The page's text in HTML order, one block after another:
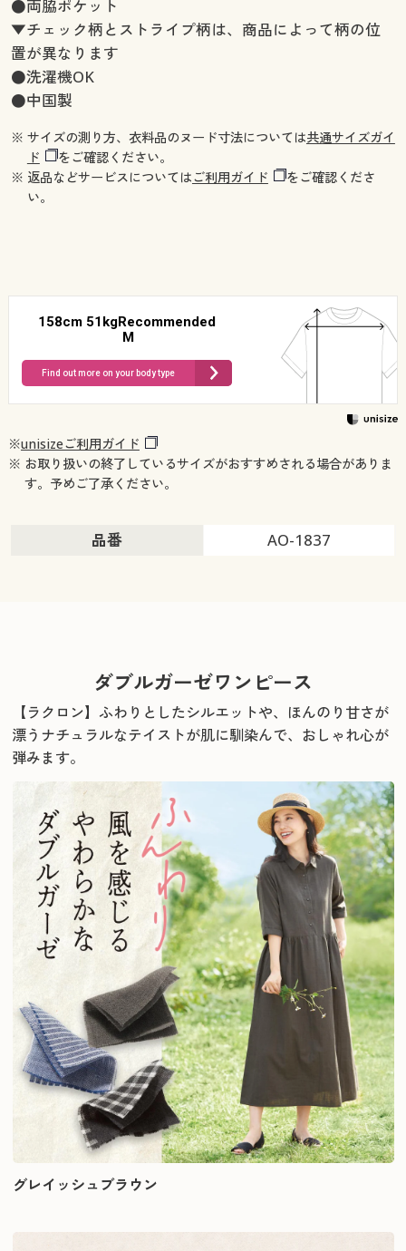
●両脇ポケット
▼チェック柄とストライプ柄は、商品によって柄の位
置が異なります
●洗濯機OK
●中国製
※ サイズの測り方、衣料品のヌード寸法については共通サイズガイ
ド
をご確認ください。
※ 返品などサービスについてはご利用ガイド
をご確認くださ
い。
158cm 51kgRecommended
M
Find out more on your body type
※unisizeご利用ガイド
※ お取り扱いの終了しているサイズがおすすめされる場合がありま
す。予めご了承ください。
品番 AO-1837
ダブルガーゼワンピース
【ラクロン】ふわりとしたシルエットや、 ほんのり甘さが
漂うナチュラルなテイストが肌に馴染んで、おしゃれ心が
弾みます。
グレイッシュブラウン